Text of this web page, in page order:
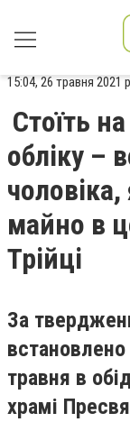
15:04, 26 травня 2021
Стоїть
обліку –
майно в
Трійці
За
травня в
храмі